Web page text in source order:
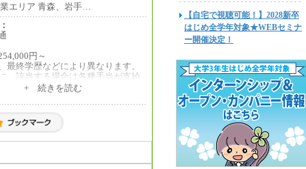
エリア 青森、岩手…
円～
最終学歴などにより異なります。
、該当する場合は各種手当が支給
中も給与に変更はございません。
年齢により異なります。
、該当する場合は各種手当が支給
+ 続きを読む
【自宅で視聴可能！】2028新卒
はじめ全学年対象★WEBセミナ
ー開催決定！